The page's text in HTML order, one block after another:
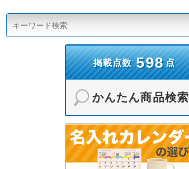
掲載点数 598点
かんたん商品検索